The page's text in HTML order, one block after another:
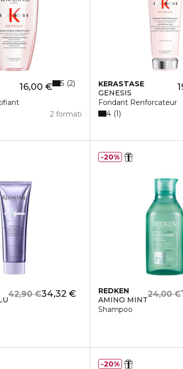
16,00 €
2 formati
5 2
KERASTASE
GENESIS
Fondant Renforcateur
4 1
34,32 €
42,90 €
REDKEN
AMINO MINT
Shampoo
24,00 €
20%
20%